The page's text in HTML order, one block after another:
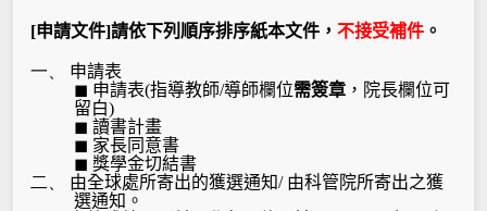
[申請文件]請依下列順序排序紙本文件， 不接受補件 。
一、
申請表
◼ 申請表(指導教師/導師欄位需簽章 ，院長欄位可
留白)
◼ 讀書計畫
◼ 家長同意書
◼ 獎學金切結書
二、
由全球處所寄出的獲選通知/ 由科管院所寄出之獲
選通知。